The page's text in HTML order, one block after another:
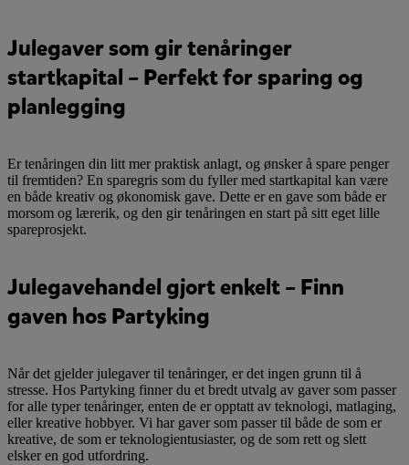
Julegaver som gir tenåringer
startkapital – Perfekt for sparing og
planlegging
Er tenåringen din litt mer praktisk anlagt, og ønsker å spare penger
til fremtiden? En sparegris som du fyller med startkapital kan være
en både kreativ og økonomisk gave. Dette er en gave som både er
morsom og lærerik, og den gir tenåringen en start på sitt eget lille
spareprosjekt.
Julegavehandel gjort enkelt – Finn
gaven hos Partyking
Når det gjelder julegaver til tenåringer, er det ingen grunn til å
stresse. Hos Partyking finner du et bredt utvalg av gaver som passer
for alle typer tenåringer, enten de er opptatt av teknologi, matlaging,
eller kreative hobbyer. Vi har gaver som passer til både de som er
kreative, de som er teknologientusiaster, og de som rett og slett
elsker en god utfordring.